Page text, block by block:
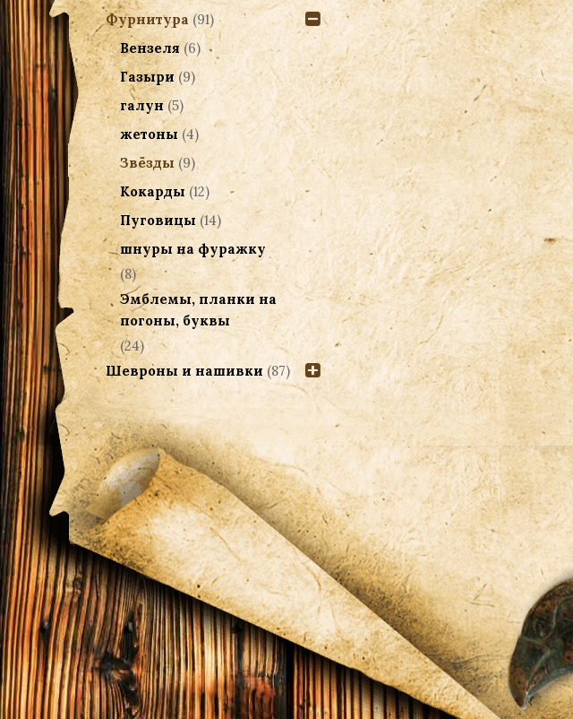
Фурнитура (91)
Вензеля (6)
Газыри (9)
галун (5)
жетоны (4)
Звёзды (9)
Кокарды (12)
Пуговицы (14)
шнуры на фуражку
(8)
Эмблемы, планки на
погоны, буквы
(24)
Шевроны и нашивки (87)